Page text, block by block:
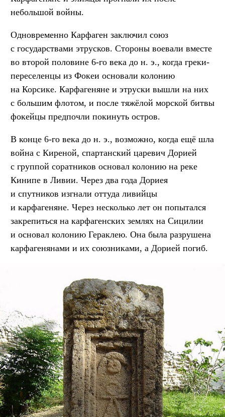
небольшой войны.
Одновременно Карфаген заключил союз
с государствами этрусков. Стороны воевали вместе
во второй половине 6-го века до н. э., когда греки-
переселенцы из Фокеи основали колонию
на Корсике. Карфагеняне и этруски вышли на них
с большим флотом, и после тяжёлой морской битвы
фокейцы предпочли покинуть остров.
В конце 6-го века до н. э., возможно, когда ещё шла
война с Киреной, спартанский царевич Дорией
с группой соратников основал колонию на реке
Кинипе в Ливии. Через два года Дориея
и спутников изгнали оттуда ливийцы
и карфагеняне. Через несколько лет он попытался
закрепиться на карфагенских землях на Сицилии
и основал колонию Гераклею. Она была разрушена
карфагенянами и их союзниками, а Дорией погиб.